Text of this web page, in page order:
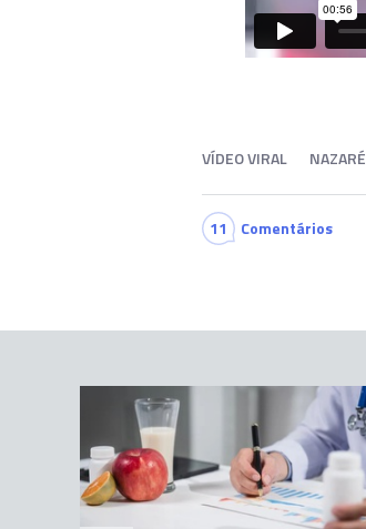
VÍDEO VIRAL NAZARÉ
11 Comentários